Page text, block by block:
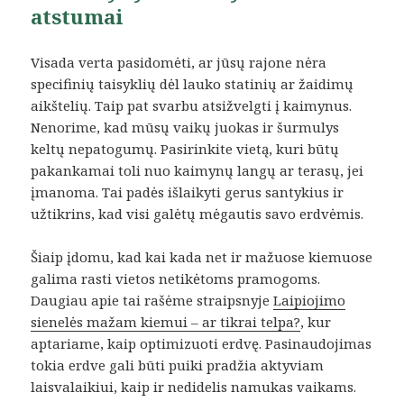
atstumai
Visada verta pasidomėti, ar jūsų rajone nėra
specifinių taisyklių dėl lauko statinių ar žaidimų
aikštelių. Taip pat svarbu atsižvelgti į kaimynus.
Nenorime, kad mūsų vaikų juokas ir šurmulys
keltų nepatogumų. Pasirinkite vietą, kuri būtų
pakankamai toli nuo kaimynų langų ar terasų, jei
įmanoma. Tai padės išlaikyti gerus santykius ir
užtikrins, kad visi galėtų mėgautis savo erdvėmis.
Šiaip įdomu, kad kai kada net ir mažuose kiemuose
galima rasti vietos netikėtoms pramogoms.
Daugiau apie tai rašėme straipsnyjeLaipiojimo
sienelės mažam kiemui – ar tikrai telpa?, kur
aptariame, kaip optimizuoti erdvę. Pasinaudojimas
tokia erdve gali būti puiki pradžia aktyviam
laisvalaikiui, kaip ir nedidelis namukas vaikams.